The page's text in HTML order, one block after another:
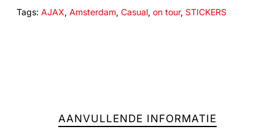
Tags: AJAX, Amsterdam, Casual, on tour, STICKERS
AANVULLENDE INFORMATIE